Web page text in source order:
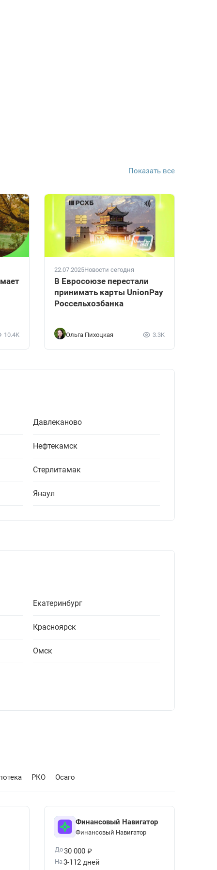
Показать все
10.4K
22.07.2025Новости сегодня
В Евросоюзе перестали
принимать карты UnionPay
Россельхозбанка
Ольга Пихоцкая 3.3K
Давлеканово
Нефтекамск
Стерлитамак
Янаул
Екатеринбург
Красноярск
Омск
РКО Осаго
Финансовый Навигатор
Финансовый Навигатор
До30 000 ₽
На3-112 дней